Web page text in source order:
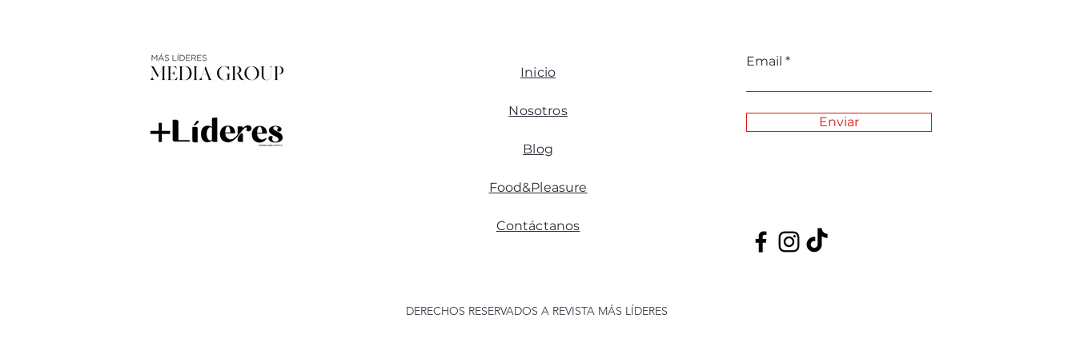
Inicio
Nosotros
Blog
Food&Pleasure
Contáctanos
DERECHOS RESERVADOS A REVISTA MÁS LÍDERES
Email
Enviar